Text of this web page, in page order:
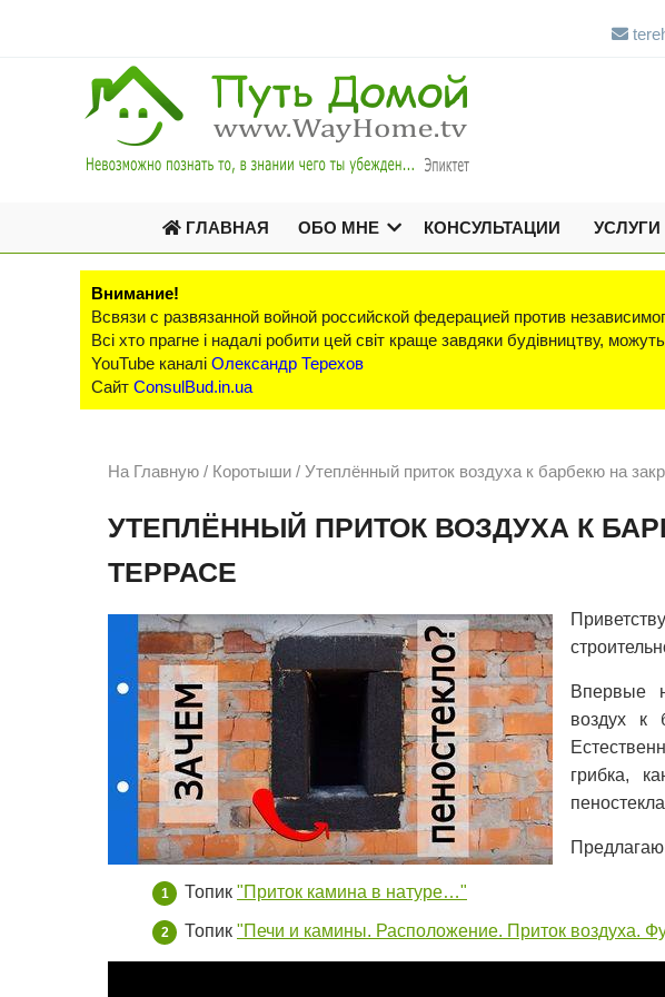
ГЛАВНАЯ ОБО МНЕ КОНСУЛЬТАЦИИ УСЛУГИ
Внимание!
Всвязи с развязанной войной российской федерацией против
Всі хто прагне і надалі робити цей світ краще завдяки будівництву,
YouTube каналі Олександр Терехов
Сайт ConsulBud.in.ua
На Главную / Коротыши / Утеплённый приток воздуха к барбекю на
УТЕПЛЁННЫЙ ПРИТОК ВОЗДУХА К
ТЕРРАСЕ
Впервые
воздух к
грибка,
Предлагаю
Топик "Приток камина в натуре…"
Топик "Печи и камины. Расположение. Приток воздуха.